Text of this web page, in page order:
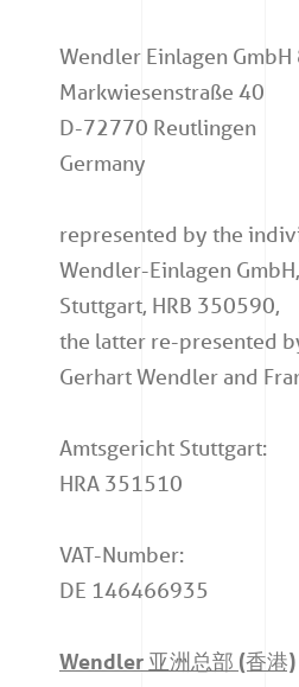
Wendler Einlagen GmbH
Markwiesenstraße 40
D-72770 Reutlingen
Germany
represented by the
Wendler-Einlagen
Stuttgart, HRB 350590,
the latter re-presented
Gerhart Wendler and
Amtsgericht Stuttgart:
HRA 351510
VAT-Number:
DE 146466935
Wendler 亚洲总部 (香港)